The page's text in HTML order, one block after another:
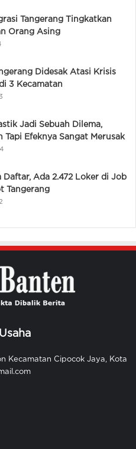
Tangerang Tingkatkan
Orang Asing
Didesak Atasi Krisis
3 Kecamatan
Jadi Sebuah Dilema,
Tapi Efeknya Sangat Merusak
Daftar, Ada 2.472 Loker di Job
Tangerang
Kecamatan Cipocok Jaya, Kota